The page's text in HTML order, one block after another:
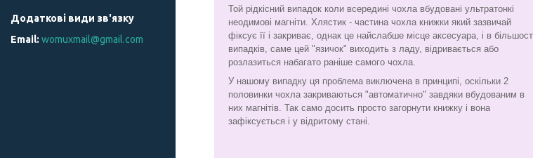
Той рідкісний випадок коли всередині чохла вбудовані ультратонкі
неодимові магніти. Хлястик - частина чохла книжки який зазвичай
фіксує її і закриває, однак це найслабше місце аксесуара, і в
випадків, саме цей "язичок" виходить з ладу, відривається або
розлазиться набагато раніше самого чохла.
У нашому випадку ця проблема виключена в принципі, оскільки 2
половинки чохла закриваються "автоматично" завдяки вбудованим в
них магнітів. Так само досить просто загорнути книжку і вона
зафіксується і у відритому стані.
womuxmail@gmail.com